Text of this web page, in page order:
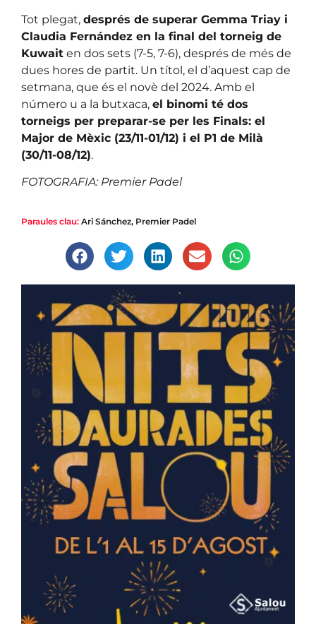
Tot plegat, després de superar Gemma Triay i
Claudia Fernández en la final del torneig de
Kuwait en dos sets (7-5, 7-6), després de més de
dues hores de partit. Un títol, el d’aquest cap de
setmana, que és el novè del 2024. Amb el
número u a la butxaca, el binomi té dos
torneigs per preparar-se per les Finals: el
Major de Mèxic (23/11-01/12) i el P1 de Milà
(30/11-08/12).
FOTOGRAFIA: Premier Padel
Paraules clau: Ari Sánchez, Premier Padel